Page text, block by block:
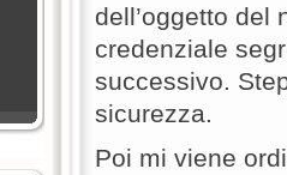
dell’oggetto del
credenziale
successivo.
sicurezza.
Poi mi viene